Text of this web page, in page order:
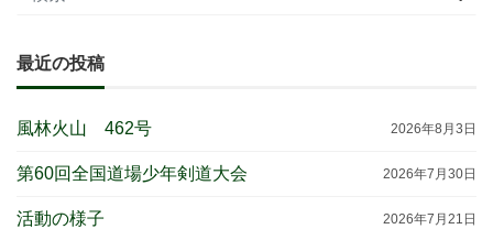
最近の投稿
風林火山 462号 2026年8月3日
第60回全国道場少年剣道大会 2026年7月30日
活動の様子 2026年7月21日